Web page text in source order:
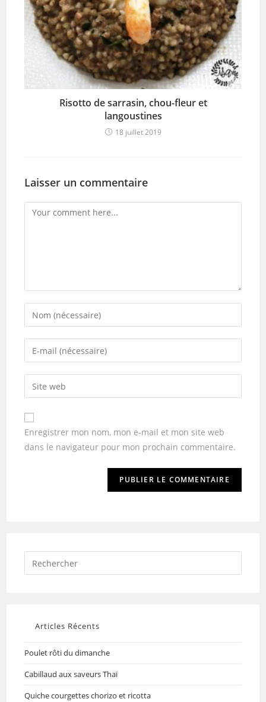
Risotto de sarrasin, chou-fleur et
langoustines
18 juillet 2019
Laisser un commentaire
Enregistrer mon nom, mon e-mail et mon site web
dans le navigateur pour mon prochain commentaire.
Articles Récents
Poulet rôti du dimanche
Cabillaud aux saveurs Thaï
Quiche courgettes chorizo et ricotta